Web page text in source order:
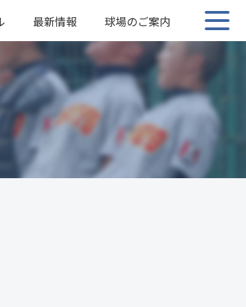
最新情報 球場のご案内